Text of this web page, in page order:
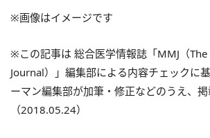
※画像はイメージです
※この記事は 総合医学情報誌「MMJ（
Journal）」編集部による内容チェックに
ーマン編集部が加筆・修正などのうえ、
（2018.05.24）